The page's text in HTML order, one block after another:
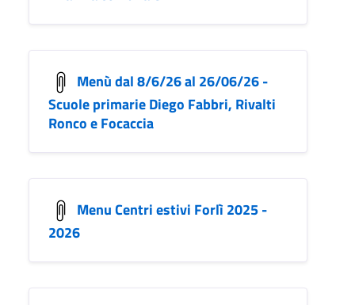
Menù dal 8/6/26 al 26/06/26 -
Scuole primarie Diego Fabbri, Rivalti
Ronco e Focaccia
Menu Centri estivi Forlì 2025 -
2026